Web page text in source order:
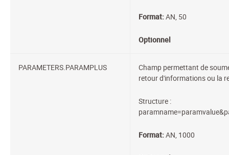
Format:AN, 50
Optionnel
PARAMETERS.PARAMPLUS
Champ permettant de
retour d'informations ou la
Structure :
Format:AN, 1000